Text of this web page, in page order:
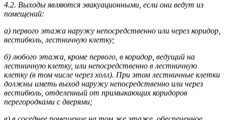
4.2. Выходы являются эвакуационными, если они ведут из
помещений:
а) первого этажа наружу непосредственно или через коридор,
вестибюль, лестничную клетку;
б) любого этажа, кроме первого, в коридор, ведущий на
лестничную клетку, или непосредственно в лестничную
клетку (в том числе через холл). При этом лестничные клетки
должны иметь выход наружу непосредственно или через
вестибюль, отделенный от примыкающих коридоров
перегородками с дверями;